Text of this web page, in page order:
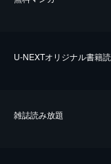
U-NEXTオリジナル書籍
雑誌読み放題